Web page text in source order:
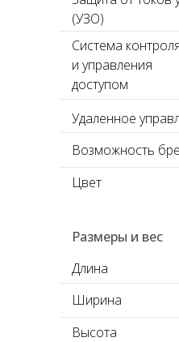
(УЗО)
Система
и управления
доступом
Удаленное
Возможность
Цвет
Размеры и вес
Длина
Ширина
Высота